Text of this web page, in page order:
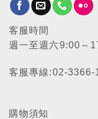
客服時間
週一至週六9:00～
客服專線:02-3366-
購物須知